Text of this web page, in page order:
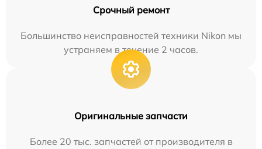
Срочный ремонт
Большинство неисправностей техники Nikon мы
устраняем в течение 2 часов.
Оригинальные запчасти
Более 20 тыс. запчастей от производителя в